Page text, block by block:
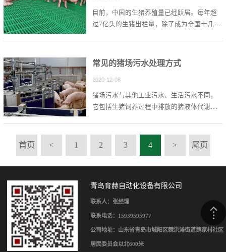
目前，中国的生猪养殖量已经跃居。每年超
过7亿头的生猪出栏量，除了成为全国十几亿
常见的猪场污水处理方式
2020-12-08
猪场污水与其他工业污水、生活污水不同，
它包括生猪饲养过程中排放的猪液体代谢
机废水。
首页 < 1 2 3 4 > 尾页
青岛育赫自动化设备有限公司
联系人：张经理
联系电话：15939595977
公司地址：山东省青岛市城阳区棘洪滩街道魏家村社区
居民委员会以北600米